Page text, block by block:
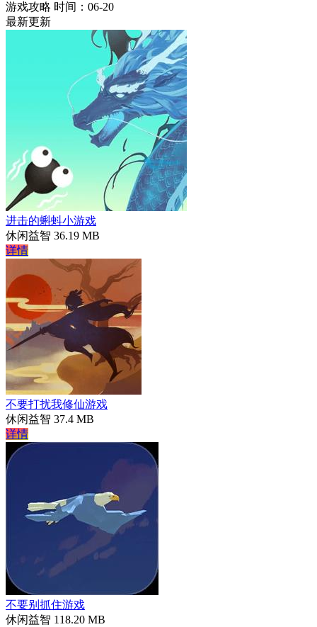
游戏攻略 时间：06-20
最新更新
进击的蝌蚪小游戏
休闲益智 36.19 MB
详情
不要打扰我修仙游戏
休闲益智 37.4 MB
详情
不要别抓住游戏
休闲益智 118.20 MB